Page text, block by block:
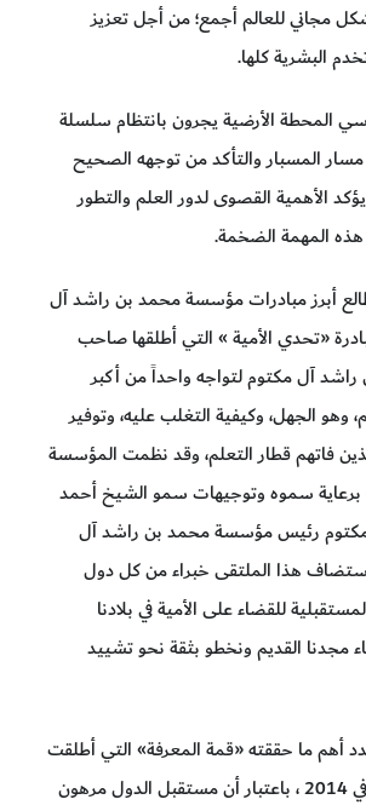
مجاني للعالم أجمع؛ من أجل تعزيز
البشرية كلها.
المحطة الأرضية يجرون بانتظام سلسلة
المسبار والتأكد من توجهه الصحيح
الأهمية القصوى لدور العلم والتطور
هذه المهمة الضخمة.
أبرز مبادرات مؤسسة محمد بن راشد آل
«تحدي الأمية » التي أطلقها صاحب
آل مكتوم لتواجه واحداً من أكبر
وهو الجهل، وكيفية التغلب عليه، وتوفير
فاتهم قطار التعلم، وقد نظمت المؤسسة
برعاية سموه وتوجيهات سمو الشيخ أحمد
رئيس مؤسسة محمد بن راشد آل
هذا الملتقى خبراء من كل دول
للقضاء على الأمية في بلادنا
مجدنا القديم ونخطو بثقة نحو تشييد
أهم ما حققته «قمة المعرفة» التي أطلقت
المؤسسة أولى دوراتها في 2014 ، باعتبار أن مستقبل الدول مرهون